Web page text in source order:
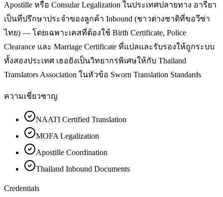
Apostille หรือ Consular Legalization ในประเทศปลายทาง อารียา
เป็นที่ปรึกษาประจำของลูกค้า Inbound (ชาวต่างชาติที่ขอวีซ่า
ไทย) — โดยเฉพาะเคสที่ต้องใช้ Birth Certificate, Police
Clearance และ Marriage Certificate ที่แปลและรับรองให้ถูกระบบ
ทั้งสองประเทศ เธอยังเป็นวิทยากรพิเศษให้กับ Thailand
Translators Association ในหัวข้อ Sworn Translation Standards
ความเชี่ยวชาญ
NAATI Certified Translation
MOFA Legalization
Apostille Coordination
Thailand Inbound Documents
Credentials